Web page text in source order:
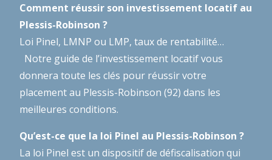
Comment réussir son investissement locatif au
Plessis-Robinson ?
Loi Pinel, LMNP ou LMP, taux de rentabilité…
Notre guide de l’investissement locatifvous
donnera toute les clés pour réussir votre
placement au Plessis-Robinson (92) dans les
meilleures conditions.
Qu’est-ce que la loi Pinel au Plessis-Robinson ?
La loi Pinel est un dispositif de défiscalisation qui